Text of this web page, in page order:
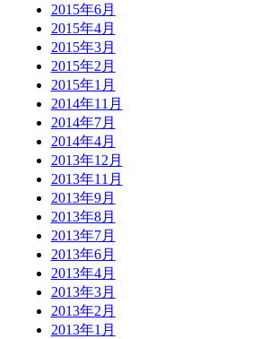
2015年6月
2015年4月
2015年3月
2015年2月
2015年1月
2014年11月
2014年7月
2014年4月
2013年12月
2013年11月
2013年9月
2013年8月
2013年7月
2013年6月
2013年4月
2013年3月
2013年2月
2013年1月